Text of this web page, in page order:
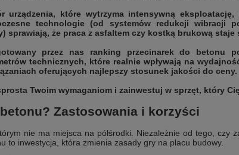
urządzenia, które wytrzyma intensywną
technologie (od systemów redukcji wibracji
sprawiają, że praca z asfaltem czy kostką brukową staje
przez nas ranking przecinarek do betonu
technicznych, które realnie wpływają na
oferujących najlepszy stosunek jakości do ceny.
Twoim wymaganiom i zainwestuj w sprzęt, który
Zastosowania i korzyści
nie ma miejsca na półśrodki. Niezależnie od tego, czy
to inwestycja, która zmienia zasady gry na placu budowy.